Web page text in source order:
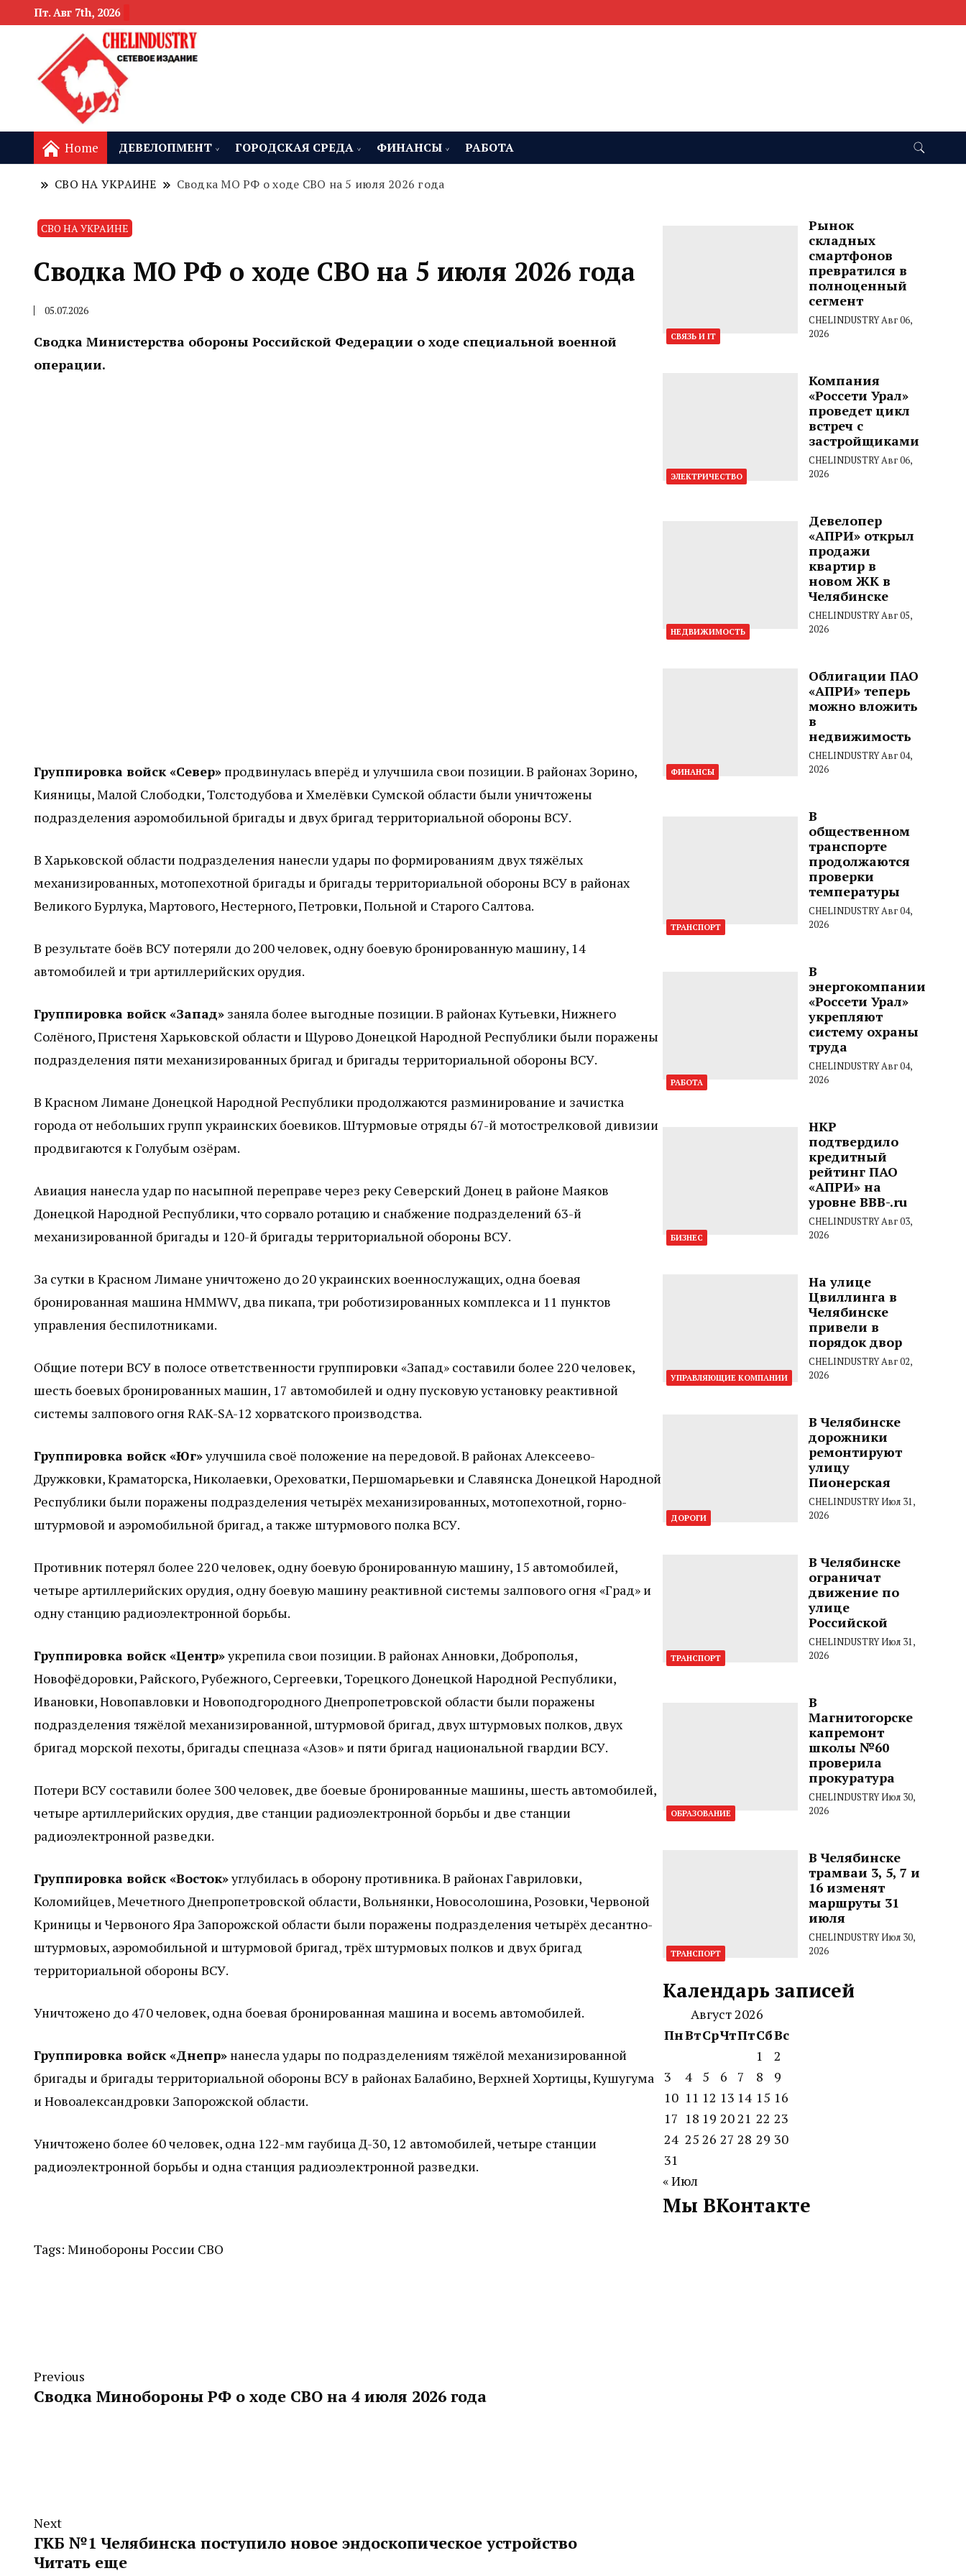
Пт. Авг 7th, 2026
Home ДЕВЕЛОПМЕНТ ГОРОДСКАЯ СРЕДА ФИНАНСЫ РАБОТА
СВО НА УКРАИНЕ Сводка МО РФ о ходе СВО на 5 июля 2026 года
СВО НА УКРАИНЕ
Сводка МО РФ о ходе СВО на 5 июля 2026 года
05.07.2026
Сводка Министерства обороны Российской Федерации о ходе специальной военной
операции.
Группировка войск «Север» продвинулась вперёд и улучшила свои позиции. В районах Зорино,
Кияницы, Малой Слободки, Толстодубова и Хмелёвки Сумской области были уничтожены
подразделения аэромобильной бригады и двух бригад территориальной обороны ВСУ.
В Харьковской области подразделения нанесли удары по формированиям двух тяжёлых
механизированных, мотопехотной бригады и бригады территориальной обороны ВСУ в районах
Великого Бурлука, Мартового, Нестерного, Петровки, Польной и Старого Салтова.
В результате боёв ВСУ потеряли до 200 человек, одну боевую бронированную машину, 14
автомобилей и три артиллерийских орудия.
Группировка войск «Запад» заняла более выгодные позиции. В районах Кутьевки, Нижнего
Солёного, Пристеня Харьковской области и Щурово Донецкой Народной Республики были поражены
подразделения пяти механизированных бригад и бригады территориальной обороны ВСУ.
В Красном Лимане Донецкой Народной Республики продолжаются разминирование и зачистка
города от небольших групп украинских боевиков. Штурмовые отряды 67-й мотострелковой дивизии
продвигаются к Голубым озёрам.
Авиация нанесла удар по насыпной переправе через реку Северский Донец в районе Маяков
Донецкой Народной Республики, что сорвало ротацию и снабжение подразделений 63-й
механизированной бригады и 120-й бригады территориальной обороны ВСУ.
За сутки в Красном Лимане уничтожено до 20 украинских военнослужащих, одна боевая
бронированная машина HMMWV, два пикапа, три роботизированных комплекса и 11 пунктов
управления беспилотниками.
Общие потери ВСУ в полосе ответственности группировки «Запад» составили более 220 человек,
шесть боевых бронированных машин, 17 автомобилей и одну пусковую установку реактивной
системы залпового огня RAK-SA-12 хорватского производства.
Группировка войск «Юг»улучшила своё положение на передовой. В районах Алексеево-
Дружковки, Краматорска, Николаевки, Ореховатки, Першомарьевки и Славянска Донецкой Народной
Республики были поражены подразделения четырёх механизированных, мотопехотной, горно-
штурмовой и аэромобильной бригад, а также штурмового полка ВСУ.
Противник потерял более 220 человек, одну боевую бронированную машину, 15 автомобилей,
четыре артиллерийских орудия, одну боевую машину реактивной системы залпового огня «Град» и
одну станцию радиоэлектронной борьбы.
Группировка войск «Центр»укрепила свои позиции. В районах Анновки, Доброполья,
Новофёдоровки, Райского, Рубежного, Сергеевки, Торецкого Донецкой Народной Республики,
Ивановки, Новопавловки и Новоподгородного Днепропетровской области были поражены
подразделения тяжёлой механизированной, штурмовой бригад, двух штурмовых полков, двух
бригад морской пехоты, бригады спецназа «Азов» и пяти бригад национальной гвардии ВСУ.
Потери ВСУ составили более 300 человек, две боевые бронированные машины, шесть автомобилей,
четыре артиллерийских орудия, две станции радиоэлектронной борьбы и две станции
радиоэлектронной разведки.
Группировка войск «Восток»углубилась в оборону противника. В районах Гавриловки,
Коломийцев, Мечетного Днепропетровской области, Вольнянки, Новосолошина, Розовки, Червоной
Криницы и Червоного Яра Запорожской области были поражены подразделения четырёх десантно-
штурмовых, аэромобильной и штурмовой бригад, трёх штурмовых полков и двух бригад
территориальной обороны ВСУ.
Уничтожено до 470 человек, одна боевая бронированная машина и восемь автомобилей.
Группировка войск «Днепр»нанесла удары по подразделениям тяжёлой механизированной
бригады и бригады территориальной обороны ВСУ в районах Балабино, Верхней Хортицы, Кушугума
и Новоалександровки Запорожской области.
Уничтожено более 60 человек, одна 122-мм гаубица Д-30, 12 автомобилей, четыре станции
радиоэлектронной борьбы и одна станция радиоэлектронной разведки.
Tags: Минобороны России СВО
Previous
Сводка Минобороны РФ о ходе СВО на 4 июля 2026 года
Next
ГКБ №1 Челябинска поступило новое эндоскопическое устройство
Читать еще
СВЯЗЬ И IT
Рынок
складных
смартфонов
превратился в
полноценный
сегмент
CHELINDUSTRYАвг 06,
2026
ЭЛЕКТРИЧЕСТВО
Компания
«Россети Урал»
проведет цикл
встреч с
застройщиками
CHELINDUSTRYАвг 06,
2026
НЕДВИЖИМОСТЬ
Девелопер
«АПРИ» открыл
продажи
квартир в
новом ЖК в
Челябинске
CHELINDUSTRYАвг 05,
2026
ФИНАНСЫ
Облигации ПАО
«АПРИ» теперь
можно вложить
в
недвижимость
CHELINDUSTRYАвг 04,
2026
ТРАНСПОРТ
В
общественном
транспорте
продолжаются
проверки
температуры
CHELINDUSTRYАвг 04,
2026
РАБОТА
В
энергокомпании
«Россети Урал»
укрепляют
систему охраны
труда
CHELINDUSTRYАвг 04,
2026
БИЗНЕС
НКР
подтвердило
кредитный
рейтинг ПАО
«АПРИ» на
уровне BBB-.ru
CHELINDUSTRYАвг 03,
2026
УПРАВЛЯЮЩИЕ КОМПАНИИ
На улице
Цвиллинга в
Челябинске
привели в
порядок двор
CHELINDUSTRYАвг 02,
2026
ДОРОГИ
В Челябинске
дорожники
ремонтируют
улицу
Пионерская
CHELINDUSTRYИюл 31,
2026
ТРАНСПОРТ
В Челябинске
ограничат
движение по
улице
Российской
CHELINDUSTRYИюл 31,
2026
ОБРАЗОВАНИЕ
В
Магнитогорске
капремонт
школы №60
проверила
прокуратура
CHELINDUSTRYИюл 30,
2026
ТРАНСПОРТ
В Челябинске
трамваи 3, 5, 7 и
16 изменят
маршруты 31
июля
CHELINDUSTRYИюл 30,
2026
Календарь записей
Август 2026
ПнВтСрЧтПтСбВс
1
2
3
4 5 6 7 8
9
10 11 12 13 14 15 16
17 18 19 2021 22 23
24 25 26 27 28 29 30
31
« Июл
Мы ВКонтакте